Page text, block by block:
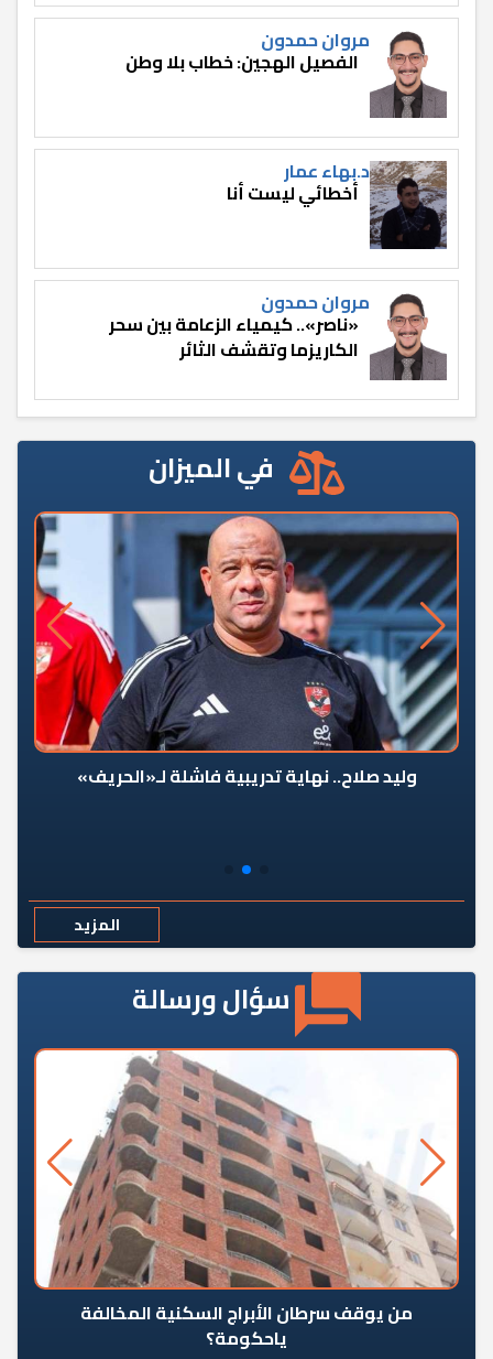
مروان حمدون
الفصيل الهجين: خطاب بلا وطن
د.بهاء عمار
أخطائي ليست أنا
مروان حمدون
«ناصر».. كيمياء الزعامة بين سحر
الكاريزما وتقشف الثائر
في الميزان
وليد صلاح.. نهاية تدريبية فاشلة لـ«الحريف»
المزيد
سؤال ورسالة
من يوقف سرطان الأبراج السكنية المخالفة
ياحكومة؟